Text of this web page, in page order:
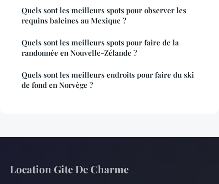
Quels sont les meilleurs spots pour observer les
requins baleines au Mexique ?
Quels sont les meilleurs spots pour faire de la
randonnée en Nouvelle-Zélande ?
Quels sont les meilleurs endroits pour faire du ski
de fond en Norvège ?
Location Gite De Charme